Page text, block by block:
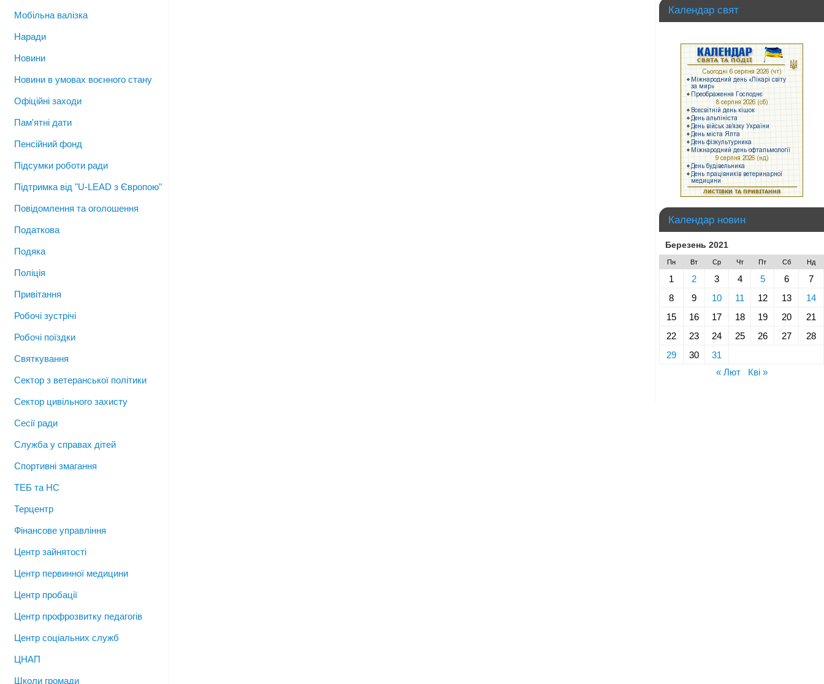
Мобільна валізка
Наради
Новини
Новини в умовах воєнного стану
Офіційні заходи
Пам'ятні дати
Пенсійний фонд
Підсумки роботи ради
Підтримка від "U-LEAD з Європою"
Повідомлення та оголошення
Податкова
Подяка
Поліція
Привітання
Робочі зустрічі
Робочі поїздки
Святкування
Сектор з ветеранської політики
Сектор цивільного захисту
Сесії ради
Служба у справах дітей
Спортивні змагання
ТЕБ та НС
Терцентр
Фінансове управління
Центр зайнятості
Центр первинної медицини
Центр пробації
Центр профрозвитку педагогів
Центр соціальних служб
ЦНАП
Школи громади
Календар свят
Календар новин
Березень 2021
Пн Вт Ср Чт Пт Сб Нд
1 2 3 4 5 6
7
8
9 10 11 12 13
14
15
16 17 18 19 20
21
22
23 24 25 26 27
28
29
30
31
« Лют
Кві »